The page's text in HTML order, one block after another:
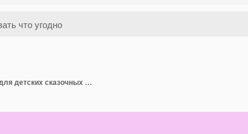
Симпатичная векторная иллюстрация единорога для детских сказочных книг и книжек для раскраски